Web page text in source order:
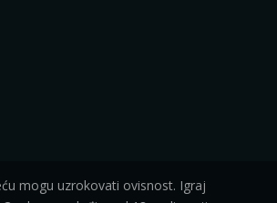
mogu uzrokovati ovisnost. Igraj